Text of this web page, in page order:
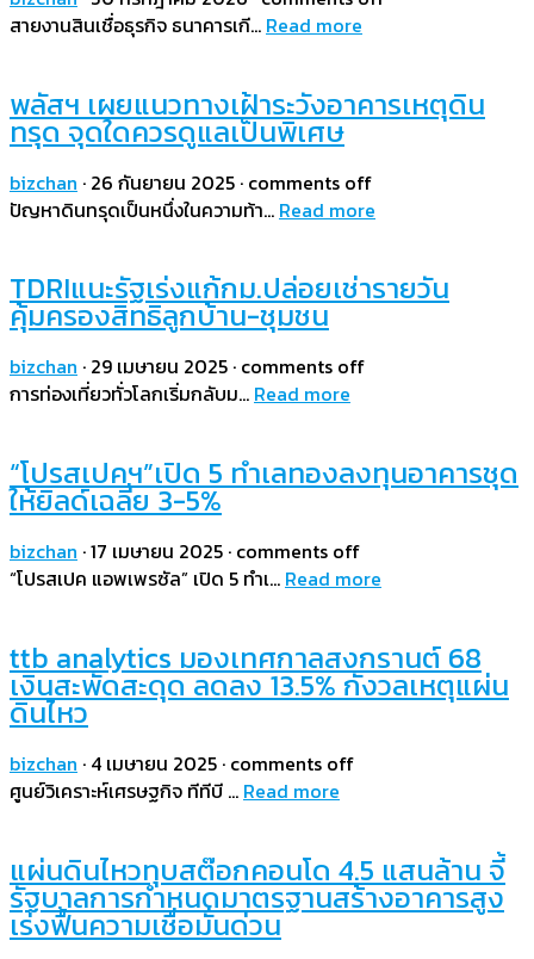
สายงานสินเชื่อธุรกิจ ธนาคารเกี… Read more
พลัสฯ เผยแนวทางเฝ้าระวังอาคารเหตุดิน
ทรุด จุดใดควรดูแลเป็นพิเศษ
bizchan · 26 กันยายน 2025 · comments off
ปัญหาดินทรุดเป็นหนึ่งในความท้า… Read more
TDRIแนะรัฐเร่งแก้กม.ปล่อยเช่ารายวัน
คุ้มครองสิทธิลูกบ้าน-ชุมชน
bizchan · 29 เมษายน 2025 · comments off
การท่องเที่ยวทั่วโลกเริ่มกลับม… Read more
“โปรสเปคฯ”เปิด 5 ทำเลทองลงทุนอาคารชุด
ให้ยิลด์เฉลี่ย 3-5%
bizchan ·17 เมษายน 2025 · comments off
“โปรสเปค แอพเพรซัล” เปิด 5 ทำเ… Read more
ttb analytics มองเทศกาลสงกรานต์ 68
เงินสะพัดสะดุด ลดลง 13.5% กังวลเหตุแผ่น
ดินไหว
bizchan · 4 เมษายน 2025 · comments off
ศูนย์วิเคราะห์เศรษฐกิจ ทีทีบี … Read more
แผ่นดินไหวทุบสต๊อกคอนโด 4.5 แสนล้าน จี้
รัฐบาลการกำหนดมาตรฐานสร้างอาคารสูง
เร่งฟื้นความเชื่อมั่นด่วน